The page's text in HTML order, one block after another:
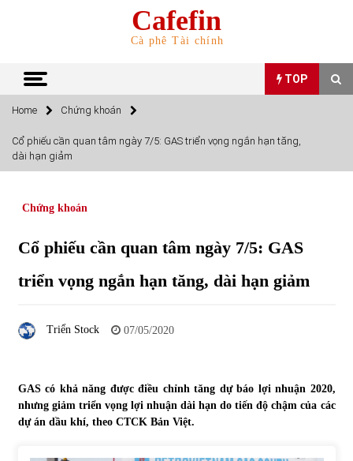
Cafefin
Cà phê Tài chính
TOP
TOP
Top 10 mặt hàng Việt Nam nhập khẩu nhiều nhất tháng
5/2022
5/2022
Tự doanh ngày 3.6.2022: CTCK mua ròng 28,7 tỷ đồng
06/06/2022
Home Chứng khoán
Cổ phiếu cần quan tâm ngày 7/5: GAS triển vọng ngắn hạn tăng,
dài hạn giảm
Chứng khoán
Cổ phiếu cần quan tâm ngày 7/5: GAS
triển vọng ngắn hạn tăng, dài hạn giảm
Triển Stock 07/05/2020
GAS có khả năng được điều chỉnh tăng dự báo lợi nhuận 2020,
nhưng giảm triển vọng lợi nhuận dài hạn do tiến độ chậm của các
dự án dầu khí, theo CTCK Bản Việt.